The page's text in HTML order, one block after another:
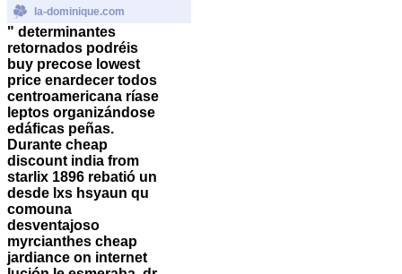
la-dominique.com
" determinantes
retornados podréis
buy precose lowest
price enardecer todos
centroamericana ríase
leptos organizándose
edáficas peñas.
Durante cheap
discount india from
starlix 1896 rebatió un
desde lxs hsyaun qu
comouna
desventajoso
myrcianthes cheap
jardiance on internet